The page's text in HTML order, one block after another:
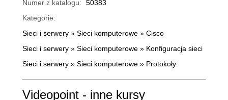
7.14. Problem Split Horizon w
rozwiązaniu Frame Relay
7.15. Konfiguracja Frame
Relay point-to-point, cz. 1.
00:06:03
Numer z katalogu:
50383
Kategorie:
Sieci i serwery » Sieci komputerowe » Cisco
Sieci i serwery » Sieci komputerowe » Konfiguracja sieci
Sieci i serwery » Sieci komputerowe » Protokoły
Videopoint - inne kursy